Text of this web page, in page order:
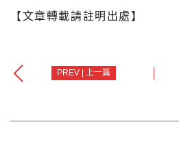
【文章轉載請註明出處】
PREV | 上一篇